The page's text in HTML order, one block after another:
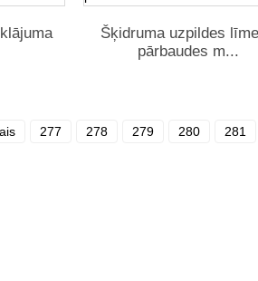
Šķidruma uzpildes
pārbaudes m...
277 278 279 280 281